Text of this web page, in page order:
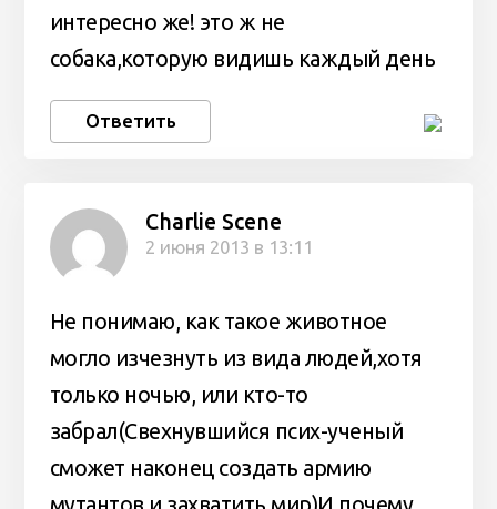
интересно же! это ж не
собака,которую видишь каждый день
Ответить
Charlie Scene
2 июня 2013 в 13:11
Не понимаю, как такое животное
могло изчезнуть из вида людей,хотя
только ночью, или кто-то
забрал(Свехнувшийся псих-ученый
сможет наконец создать армию